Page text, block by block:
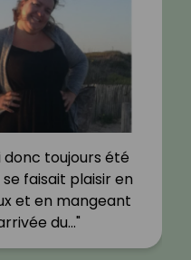
donc toujours été
faisait plaisir en
et en mangeant
du…"